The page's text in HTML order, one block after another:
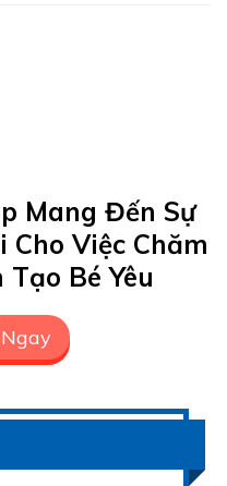
Mang Đến Sự
Cho Việc Chăm
Bé Yêu